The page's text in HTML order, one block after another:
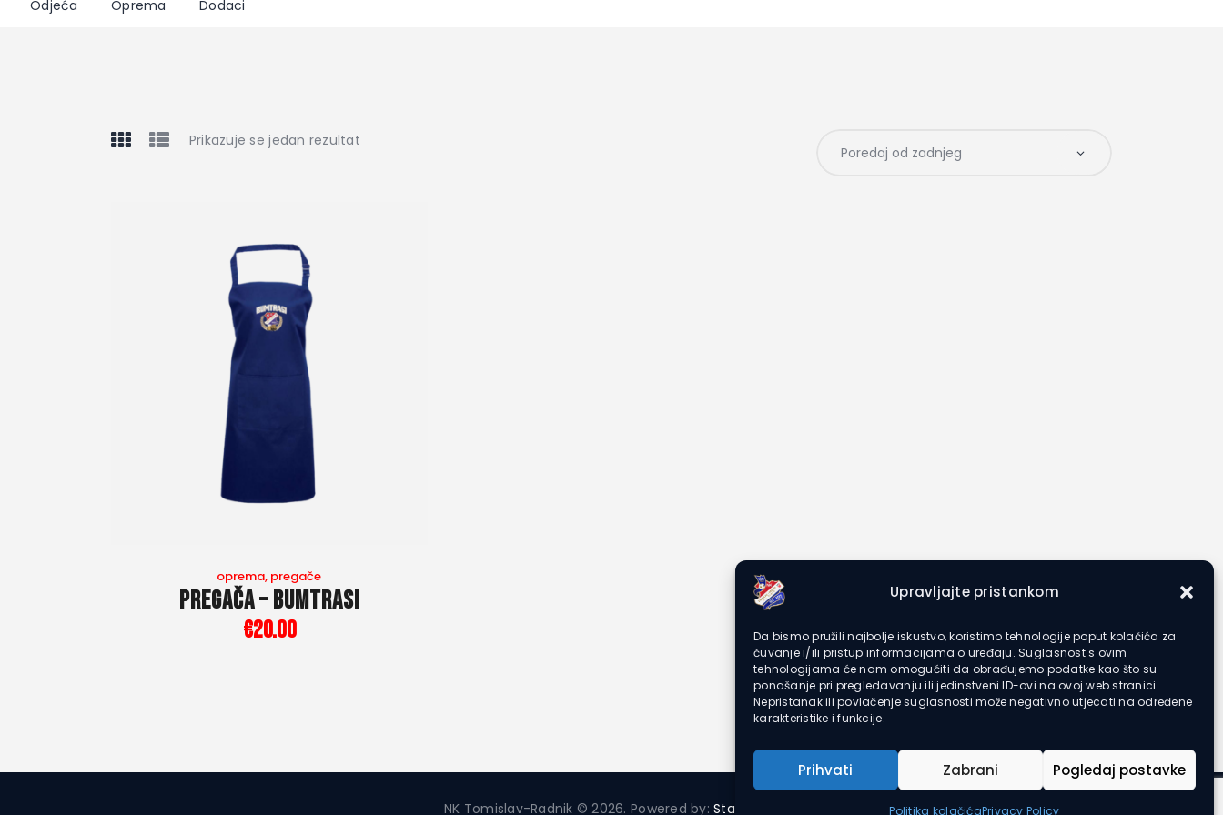
Upravljajte pristankom
Da bismo pružili najbolje iskustvo, koristimo tehnologije poput kolačića za
čuvanje i/ili pristup informacijama o uređaju. Suglasnost s ovim
tehnologijama će nam omogućiti da obrađujemo podatke kao što su
ponašanje pri pregledavanju ili jedinstveni ID-ovi na ovoj web stranici.
Nepristanak ili povlačenje suglasnosti može negativno utjecati na određene
karakteristike i funkcije.
Prihvati Zabrani Pogledaj postavke
Politika kolačićaPrivacy Policy
Odjeća Oprema Dodaci
Prikazuje se jedan rezultat
oprema, pregače
Pregača – Bumtrasi
€20.00
NK Tomislav-Radnik © 2026. Powered by:Starlight2